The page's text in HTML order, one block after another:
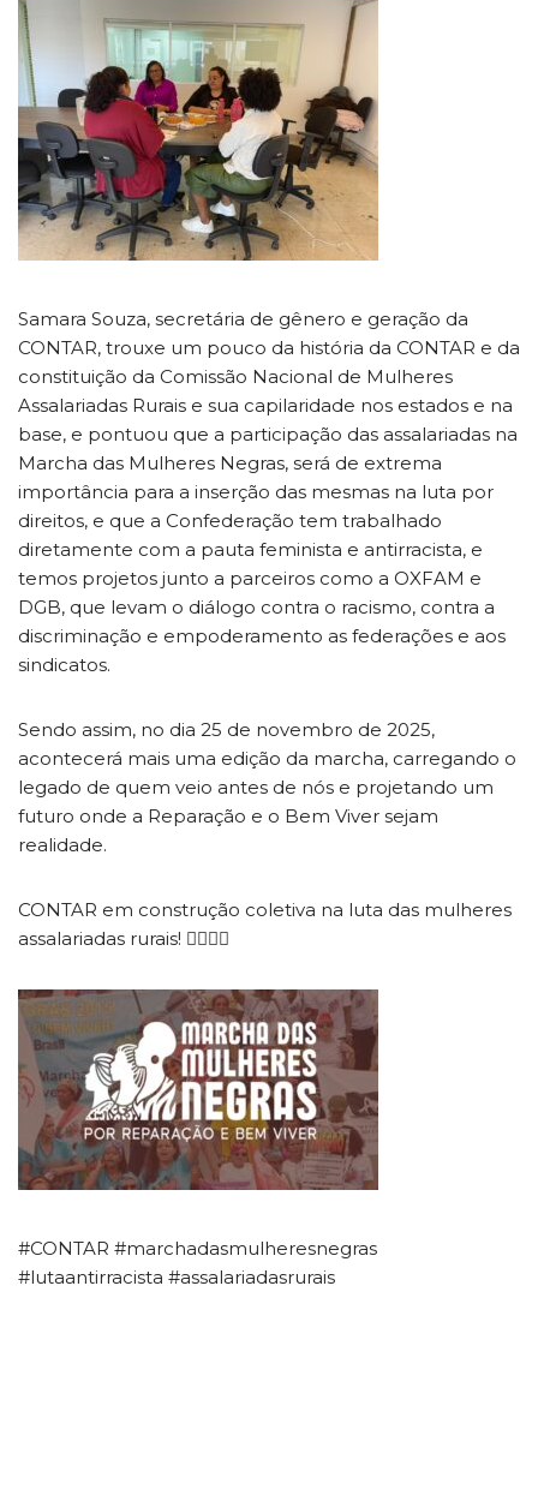
Samara Souza, secretária de gênero e geração da
CONTAR, trouxe um pouco da história da CONTAR e da
constituição da Comissão Nacional de Mulheres
Assalariadas Rurais e sua capilaridade nos estados e na
base, e pontuou que a participação das assalariadas na
Marcha das Mulheres Negras, será de extrema
importância para a inserção das mesmas na luta por
direitos, e que a Confederação tem trabalhado
diretamente com a pauta feminista e antirracista, e
temos projetos junto a parceiros como a OXFAM e
DGB, que levam o diálogo contra o racismo, contra a
discriminação e empoderamento as federações e aos
sindicatos.
Sendo assim, no dia 25 de novembro de 2025,
acontecerá mais uma edição da marcha, carregando o
legado de quem veio antes de nós e projetando um
futuro onde a Reparação e o Bem Viver sejam
realidade.
CONTAR em construção coletiva na luta das mulheres
assalariadas rurais! ✊🏽✊🏾
#CONTAR #marchadasmulheresnegras
#lutaantirracista #assalariadasrurais